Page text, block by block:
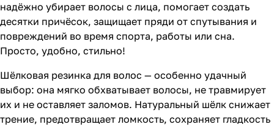
надёжно убирает волосы с лица, помогает создать
десятки причёсок, защищает пряди от спутывания и
повреждений во время спорта, работы или сна.
Просто, удобно, стильно!
Шёлковая резинка для волос — особенно удачный
выбор: она мягко обхватывает волосы, не травмирует
их и не оставляет заломов. Натуральный шёлк снижает
трение, предотвращает ломкость, сохраняет гладкость